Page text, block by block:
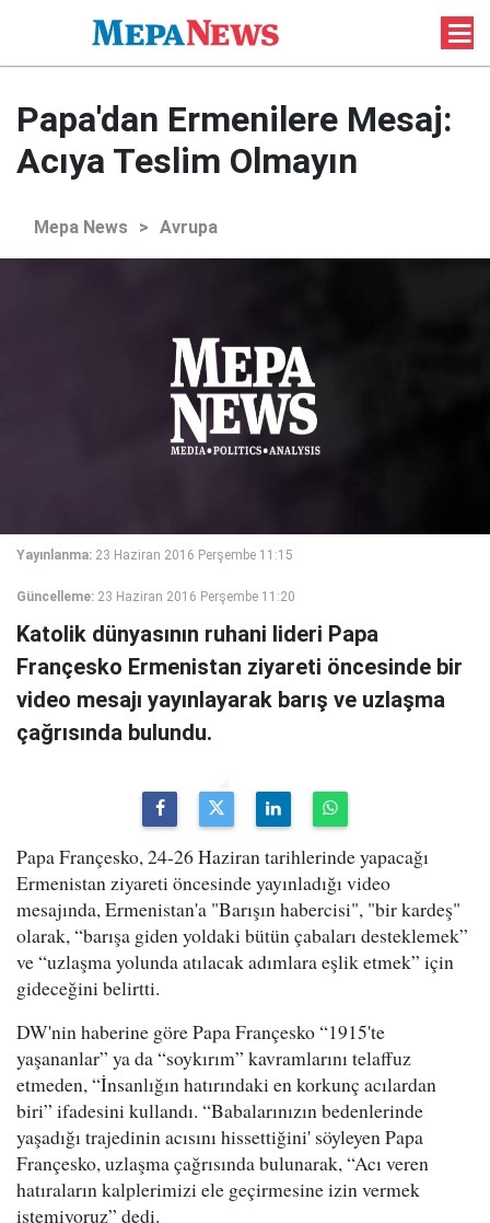
Papa'dan Ermenilere Mesaj:
Acıya Teslim Olmayın
Mepa News > Avrupa
Yayınlanma: 23 Haziran 2016 Perşembe 11:15
Güncelleme: 23 Haziran 2016 Perşembe 11:20
Katolik dünyasının ruhani lideri Papa
Françesko Ermenistan ziyareti öncesinde bir
video mesajı yayınlayarak barış ve uzlaşma
çağrısında bulundu.
Papa Françesko, 24-26 Haziran tarihlerinde yapacağı
Ermenistan ziyareti öncesinde yayınladığı video
mesajında, Ermenistan'a "Barışın habercisi", "bir kardeş"
olarak, “barışa giden yoldaki bütün çabaları desteklemek”
ve “uzlaşma yolunda atılacak adımlara eşlik etmek” için
gideceğini belirtti.
DW'nin haberine göre Papa Françesko “1915'te
yaşananlar” ya da “soykırım” kavramlarını telaffuz
etmeden, “İnsanlığın hatırındaki en korkunç acılardan
biri” ifadesini kullandı. “Babalarınızın bedenlerinde
yaşadığı trajedinin acısını hissettiğini' söyleyen Papa
Françesko, uzlaşma çağrısında bulunarak, “Acı veren
hatıraların kalplerimizi ele geçirmesine izin vermek
istemiyoruz” dedi.